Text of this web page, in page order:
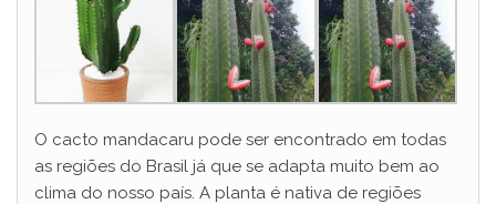
O cacto mandacaru pode ser encontrado em todas
as regiões do Brasil já que se adapta muito bem ao
clima do nosso país. A planta é nativa de regiões